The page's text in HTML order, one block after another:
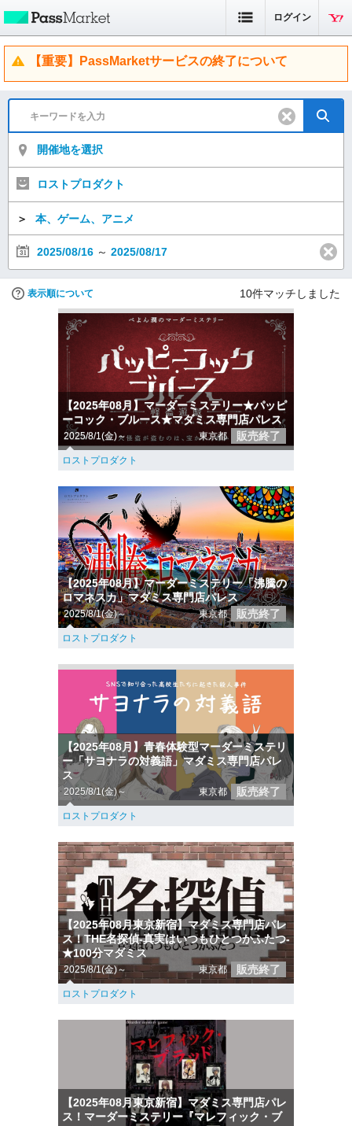
ログイン
【重要】PassMarketサービスの終了について
開催地を選択
ロストプロダクト
＞ 本、ゲーム、アニメ
2025/08/16 ～ 2025/08/17
表示順について 10件マッチしました
【2025年08月】マーダーミステリー★パッピ
ーコック・ブルース★マダミス専門店パレス
2025/8/1(金)～ 東京都 販売終了
ロストプロダクト
【2025年08月】マーダーミステリー「沸騰の
ロマネスカ」マダミス専門店パレス
2025/8/1(金)～ 東京都 販売終了
ロストプロダクト
【2025年08月】青春体験型マーダーミステリ
ー「サヨナラの対義語」マダミス専門店パレ
ス
2025/8/1(金)～ 東京都 販売終了
ロストプロダクト
【2025年08月東京新宿】マダミス専門店パレ
ス！THE名探偵-真実はいつもひとつかふたつ-
★100分マダミス
2025/8/1(金)～ 東京都 販売終了
ロストプロダクト
【2025年08月東京新宿】マダミス専門店パレ
ス！マーダーミステリー『マレフィック・ブ